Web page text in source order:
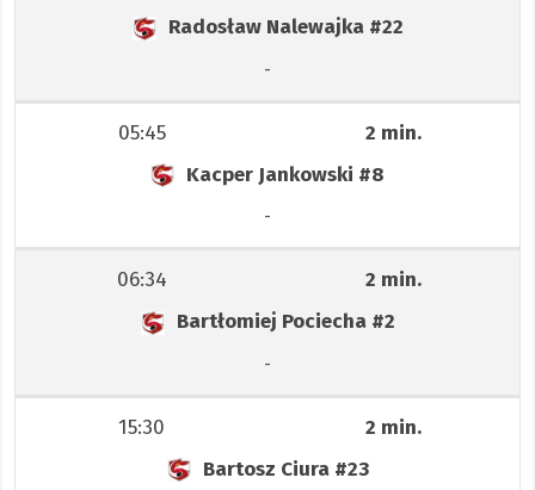
Radosław Nalewajka #22
-
05:45
2 min.
Kacper Jankowski #8
-
06:34
2 min.
Bartłomiej Pociecha #2
-
15:30
2 min.
Bartosz Ciura #23